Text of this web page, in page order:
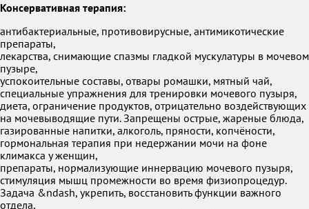
Консервативная терапия:
антибактериальные, противовирусные, антимикотические
препараты,
лекарства, снимающие спазмы гладкой мускулатуры в мочевом
пузыре,
успокоительные составы, отвары ромашки, мятный чай,
специальные упражнения для тренировки мочевого пузыря,
диета, ограничение продуктов, отрицательно воздействующих
на мочевыводящие пути. Запрещены острые, жареные блюда,
газированные напитки, алкоголь, пряности, копчёности,
гормональная терапия при недержании мочи на фоне
климакса у женщин,
препараты, нормализующие иннервацию мочевого пузыря,
стимуляция мышц промежности во время физиопроцедур.
Задача &ndash, укрепить, восстановить функции важного
отдела,